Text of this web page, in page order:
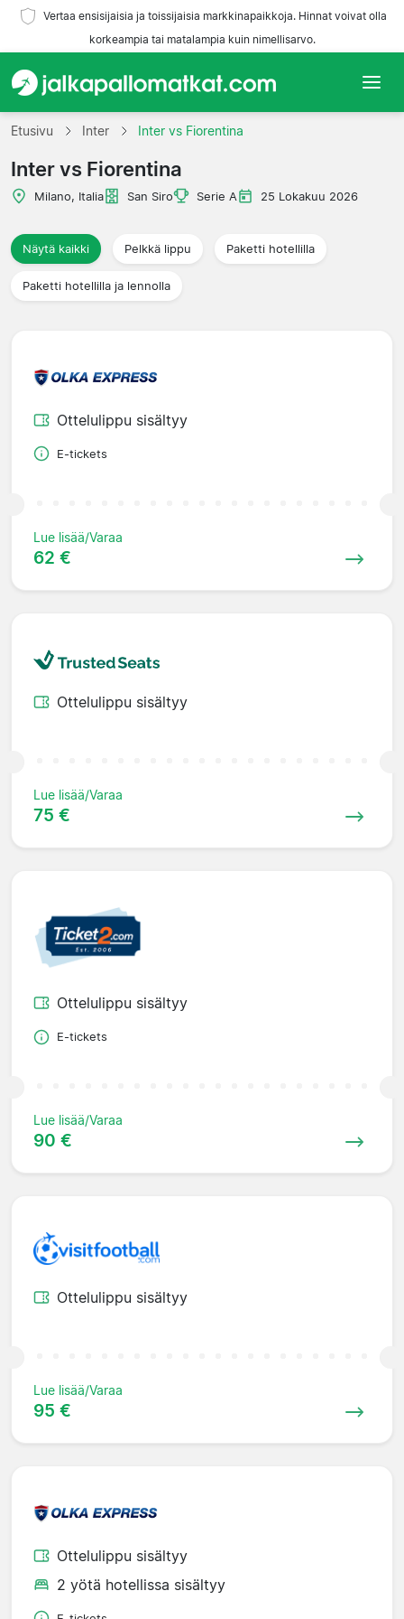
Vertaa ensisijaisia ja toissijaisia markkinapaikkoja. Hinnat voivat olla
korkeampia tai matalampia kuin nimellisarvo.
Etusivu
Joukkueet
Matkatoimistoja
Etusivu Inter Inter vs Fiorentina
Inter vs Fiorentina
Milano, Italia San Siro Serie A 25 Lokakuu 2026
Näytä kaikki Pelkkä lippu Paketti hotellilla
Paketti hotellilla ja lennolla
Ottelulippu sisältyy
E-tickets
Lue lisää/Varaa
62 €
Ottelulippu sisältyy
Lue lisää/Varaa
75 €
Ottelulippu sisältyy
E-tickets
Lue lisää/Varaa
90 €
Ottelulippu sisältyy
Lue lisää/Varaa
95 €
Ottelulippu sisältyy
2 yötä hotellissa sisältyy